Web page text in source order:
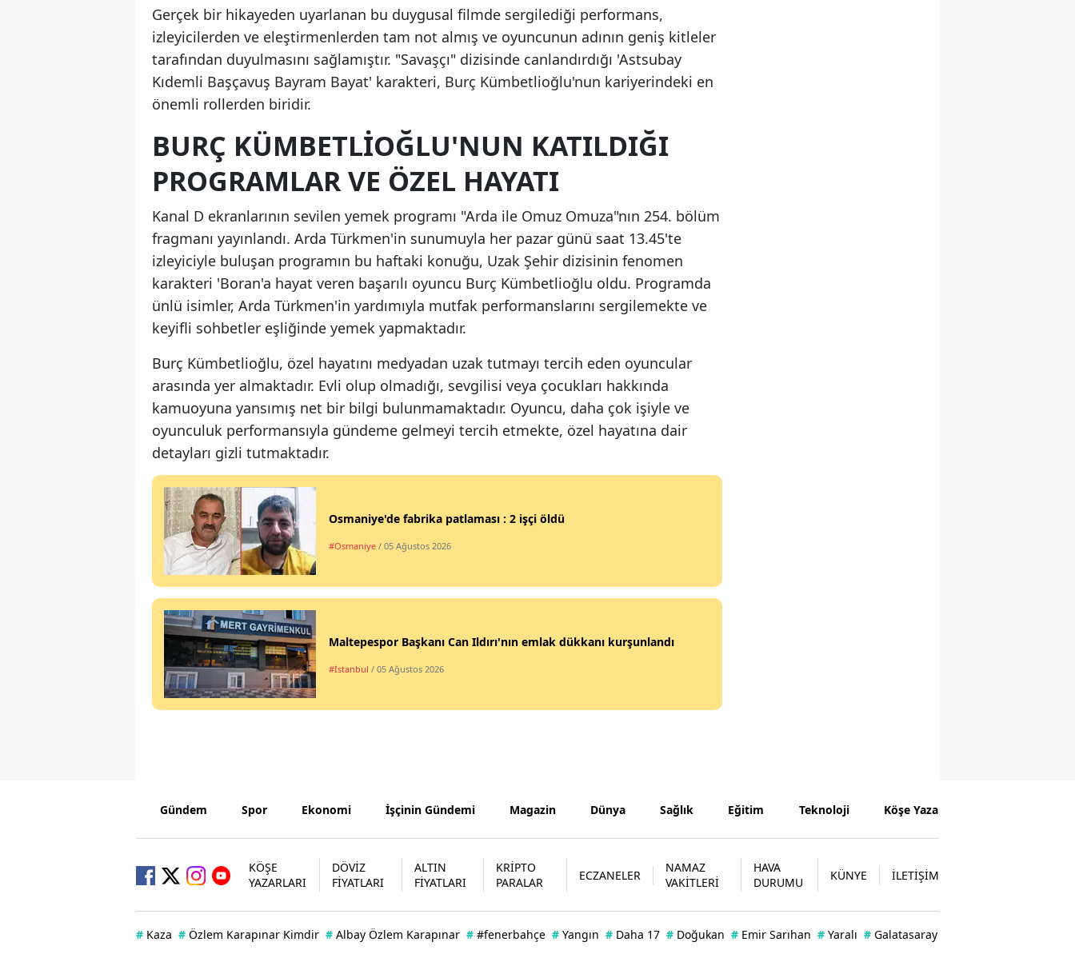
Muğla
Muş
Niğde
Sakarya
Samsun
Siirt
Sinop
Sivas
Tekirdağ
Tokat
Şanlıurfa
Van
Bartın
Gerçek bir hikayeden uyarlanan bu duygusal filmde sergilediği performans,
izleyicilerden ve eleştirmenlerden tam not almış ve oyuncunun adının geniş kitleler
tarafından duyulmasını sağlamıştır. "Savaşçı" dizisinde canlandırdığı 'Astsubay
Kıdemli Başçavuş Bayram Bayat' karakteri, Burç Kümbetlioğlu'nun kariyerindeki en
önemli rollerden biridir.
BURÇ KÜMBETLIOĞLU'NUN KATILDIĞI
PROGRAMLAR VE ÖZEL HAYATI
Kanal D ekranlarının sevilen yemek programı "Arda ile Omuz Omuza"nın 254. bölüm
fragmanı yayınlandı. Arda Türkmen'in sunumuyla her pazar günü saat 13.45'te
izleyiciyle buluşan programın bu haftaki konuğu, Uzak Şehir dizisinin fenomen
karakteri 'Boran'a hayat veren başarılı oyuncu Burç Kümbetlioğlu oldu. Programda
ünlü isimler, Arda Türkmen'in yardımıyla mutfak performanslarını sergilemekte ve
keyifli sohbetler eşliğinde yemek yapmaktadır.
Burç Kümbetlioğlu, özel hayatını medyadan uzak tutmayı tercih eden oyuncular
arasında yer almaktadır. Evli olup olmadığı, sevgilisi veya çocukları hakkında
kamuoyuna yansımış net bir bilgi bulunmamaktadır. Oyuncu, daha çok işiyle ve
oyunculuk performansıyla gündeme gelmeyi tercih etmekte, özel hayatına dair
detayları gizli tutmaktadır.
Osmaniye'de fabrika patlaması : 2 işçi öldü
#Osmaniye / 05 Ağustos 2026
Maltepespor Başkanı Can Ildırı'nın emlak dükkanı kurşunlandı
#İstanbul / 05 Ağustos 2026
Gündem Spor Ekonomi İşçinin Gündemi Magazin Dünya Sağlık Eğitim Teknoloji Köşe Yazarları
KÖŞE
YAZARLARI
DÖVİZ
FİYATLARI
ALTIN
FİYATLARI
KRİPTO
PARALAR
ECZANELER
NAMAZ
VAKİTLERİ
HAVA
DURUMU
KÜNYE İLETİŞİM
# Kaza # Özlem Karapınar Kimdir # Albay Özlem Karapınar # #fenerbahçe # Yangın # Daha 17 # Doğukan # Emir Sarıhan # Yaralı # Galatasaray'